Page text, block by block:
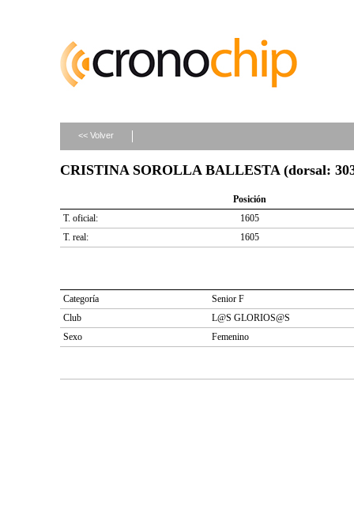
<< Volver
CRISTINA SOROLLA BALLESTA (dorsal:
Posición
T. oficial:
1605
T. real:
1605
Categoría
Senior F
Club
L@S GLORIOS@S
Sexo
Femenino